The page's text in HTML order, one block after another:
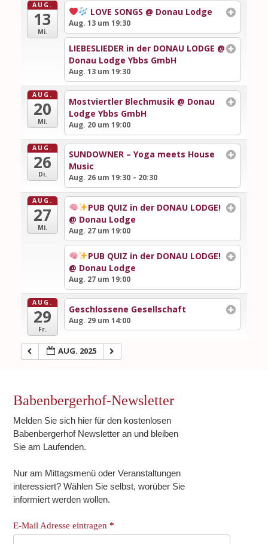
AUG.
13
Mi.
LOVE SONGS @ Donau Lodge
Aug. 13 um 19:30
LIEBESLIEDER in der DONAU LODGE @
Donau Lodge Ybbs GmbH
Aug. 13 um 19:30
AUG.
20
Mi.
Mostviertler Blechmusik @ Donau
Lodge Ybbs GmbH
Aug. 20 um 19:00
AUG.
26
Di.
SUNDOWNER – Yoga meets House
Music
Aug. 26 um 19:30 – 20:30
AUG.
27
Mi.
PUB QUIZ in der DONAU LODGE!
@ Donau Lodge
Aug. 27 um 19:00
PUB QUIZ in der DONAU LODGE!
@ Donau Lodge
Aug. 27 um 19:00
AUG.
29
Fr.
Geschlossene Gesellschaft
Aug. 29 um 14:00
AUG. 2025
Babenbergerhof-Newsletter
Melden Sie sich hier für den kostenlosen
Babenbergerhof Newsletter an und bleiben
Sie am Laufenden.
Nur am Mittagsmenü oder Veranstaltungen
interessiert? Wählen Sie selbst, worüber Sie
informiert werden wollen.
E-Mail Adresse eintragen*